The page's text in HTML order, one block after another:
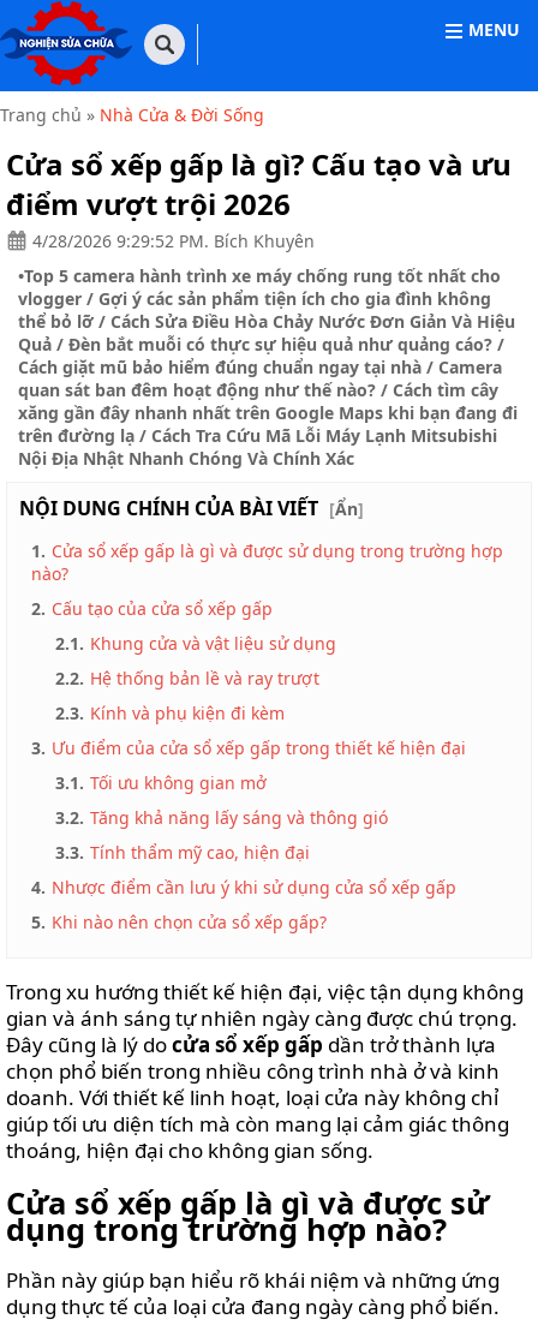
MENU
TRANG
THIẾT
BỊ
PHÒNG
THIẾT
BỊ
GIA
DỤNG
THIẾT
CÔNG
NGHIỆP
NHÀ
SỐNG
REVIEWS
HỆ
Trang chủ » Nhà Cửa & Đời Sống
Cửa sổ xếp gấp là gì? Cấu tạo và ưu
điểm vượt trội 2026
4/28/2026 9:29:52 PM. Bích Khuyên
•Top 5 camera hành trình xe máy chống rung tốt nhất cho
vlogger / Gợi ý các sản phẩm tiện ích cho gia đình không
thể bỏ lỡ / Cách Sửa Điều Hòa Chảy Nước Đơn Giản Và Hiệu
Quả / Đèn bắt muỗi có thực sự hiệu quả như quảng cáo? /
Cách giặt mũ bảo hiểm đúng chuẩn ngay tại nhà / Camera
quan sát ban đêm hoạt động như thế nào? / Cách tìm cây
xăng gần đây nhanh nhất trên Google Maps khi bạn đang đi
trên đường lạ / Cách Tra Cứu Mã Lỗi Máy Lạnh Mitsubishi
Nội Địa Nhật Nhanh Chóng Và Chính Xác
NỘI DUNG CHÍNH CỦA BÀI VIẾT [Ẩn]
1. Cửa sổ xếp gấp là gì và được sử dụng trong trường hợp
nào?
2. Cấu tạo của cửa sổ xếp gấp
2.1. Khung cửa và vật liệu sử dụng
2.2. Hệ thống bản lề và ray trượt
2.3. Kính và phụ kiện đi kèm
3. Ưu điểm của cửa sổ xếp gấp trong thiết kế hiện đại
3.1. Tối ưu không gian mở
3.2. Tăng khả năng lấy sáng và thông gió
3.3. Tính thẩm mỹ cao, hiện đại
4. Nhược điểm cần lưu ý khi sử dụng cửa sổ xếp gấp
5. Khi nào nên chọn cửa sổ xếp gấp?
Trong xu hướng thiết kế hiện đại, việc tận dụng không
gian và ánh sáng tự nhiên ngày càng được chú trọng.
Đây cũng là lý docửa sổ xếp gấp dần trở thành lựa
chọn phổ biến trong nhiều công trình nhà ở và kinh
doanh. Với thiết kế linh hoạt, loại cửa này không chỉ
giúp tối ưu diện tích mà còn mang lại cảm giác thông
thoáng, hiện đại cho không gian sống.
Cửa sổ xếp gấp là gì và được sử
dụng trong trường hợp nào?
Phần này giúp bạn hiểu rõ khái niệm và những ứng
dụng thực tế của loại cửa đang ngày càng phổ biến.